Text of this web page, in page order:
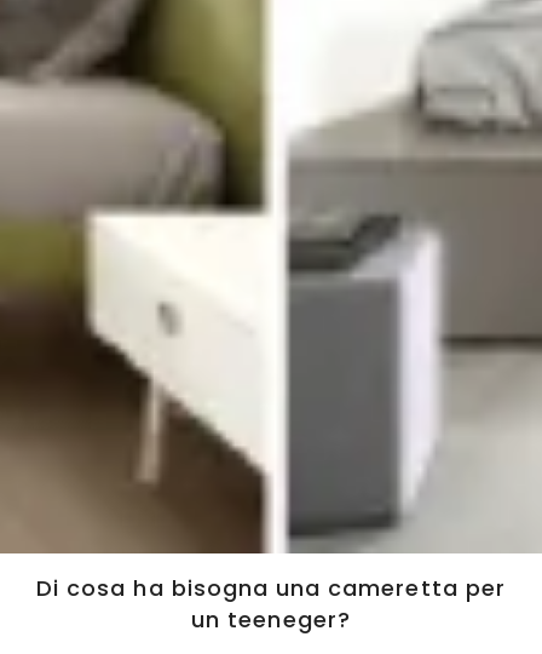
Di cosa ha bisogna una cameretta per
un teeneger?